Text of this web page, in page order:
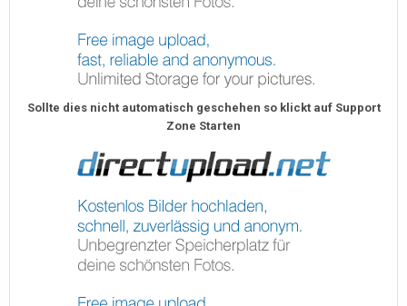
Sollte dies nicht automatisch geschehen so klickt auf Support
Zone Starten